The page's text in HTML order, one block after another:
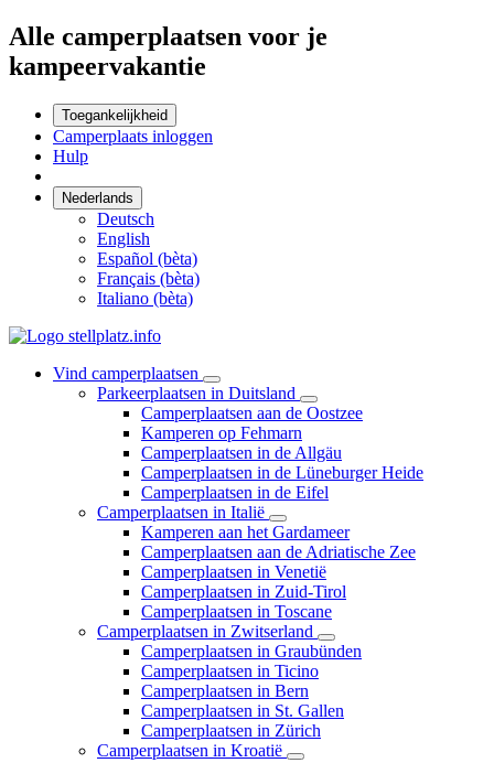
Alle camperplaatsen voor je
kampeervakantie
Toegankelijkheid
Camperplaats inloggen
Hulp
Nederlands
Deutsch
English
Español (bèta)
Français (bèta)
Italiano (bèta)
Vind camperplaatsen
Parkeerplaatsen in Duitsland
Camperplaatsen aan de Oostzee
Kamperen op Fehmarn
Camperplaatsen in de Allgäu
Camperplaatsen in de Lüneburger Heide
Camperplaatsen in de Eifel
Camperplaatsen in Italië
Kamperen aan het Gardameer
Camperplaatsen aan de Adriatische Zee
Camperplaatsen in Venetië
Camperplaatsen in Zuid-Tirol
Camperplaatsen in Toscane
Camperplaatsen in Zwitserland
Camperplaatsen in Graubünden
Camperplaatsen in Ticino
Camperplaatsen in Bern
Camperplaatsen in St. Gallen
Camperplaatsen in Zürich
Camperplaatsen in Kroatië